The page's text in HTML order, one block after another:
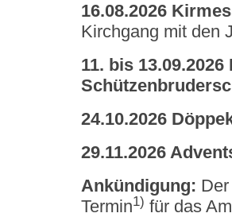
16.08.2026
Kirchgang mit den
11. bis
24.10.2026
29.11.2026
Ankündigung:
Termin1) für das